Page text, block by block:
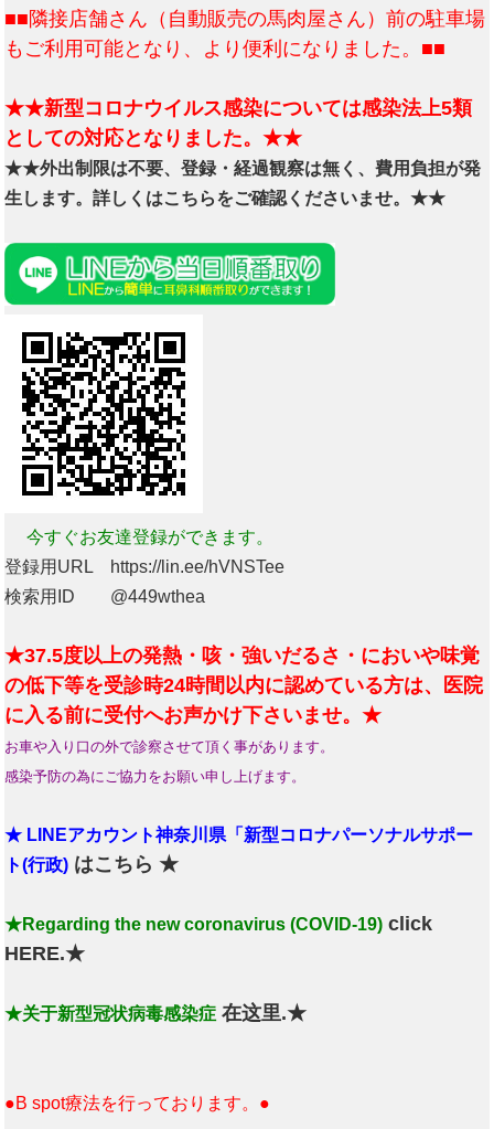
■■隣接店舗さん（自動販売の馬肉屋さん）前の駐車場
もご利用可能となり、より便利になりました。■■
★★新型コロナウイルス感染については感染法上5類
としての対応となりました。★★
★★外出制限は不要、登録・経過観察は無く、費用負担が発
生します。詳しくはこちらをご確認くださいませ。★★
今すぐお友達登録ができます。
登録用URL https://lin.ee/hVNSTee
検索用ID @449wthea
★37.5度以上の発熱・咳・強いだるさ・においや味覚
の低下等を受診時24時間以内に認めている方は、医院
に入る前に受付へお声かけ下さいませ。★
お車や入り口の外で診察させて頂く事があります。
感染予防の為にご協力をお願い申し上げます。
★ LINEアカウント神奈川県「新型コロナパーソナルサポー
ト(行政) はこちら ★
★Regarding the new coronavirus (COVID-19) click
HERE.★
★关于新型冠状病毒感染症 在这里.★
●B spot療法を行っております。●